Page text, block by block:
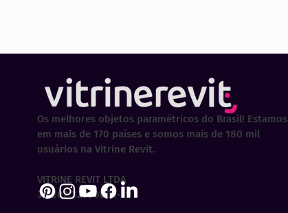
Os melhores objetos paramétricos do Brasil! Estamos
em mais de 170 países e somos mais de 180 mil
usuários na Vitrine Revit.
VITRINE REVIT LTDA
30.202.323/0001-29